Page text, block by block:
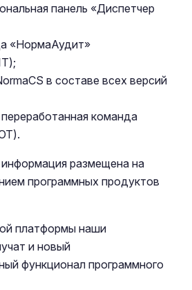
панель «Диспетчер
«НормаАудит»
в составе всех версий
команда
размещена на
программных продуктов
платформы наши
и новый
функционал программного